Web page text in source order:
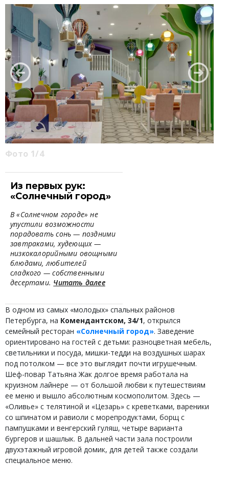
Фото 1/4
Из первых рук:
«Солнечный город»
В «Солнечном городе» не
упустили возможности
порадовать сонь — поздними
завтраками, худеющих —
низкокалорийными овощными
блюдами, любителей
сладкого — собственными
десертами. Читать далее
В одном из самых «молодых» спальных районов
Петербурга, на Комендантском, 34/1, открылся
семейный ресторан «Солнечный город». Заведение
ориентировано на гостей с детьми: разноцветная мебель,
светильники и посуда, мишки-тедди на воздушных шарах
под потолком — все это выглядит почти игрушечным.
Шеф-повар Татьяна Жак долгое время работала на
круизном лайнере — от большой любви к путешествиям
ее меню и вышло абсолютным космополитом. Здесь —
«Оливье» с телятиной и «Цезарь» с креветками, вареники
со шпинатом и равиоли с морепродуктами, борщ с
пампушками и венгерский гуляш, четыре варианта
бургеров и шашлык. В дальней части зала построили
двухэтажный игровой домик, для детей также создали
специальное меню.